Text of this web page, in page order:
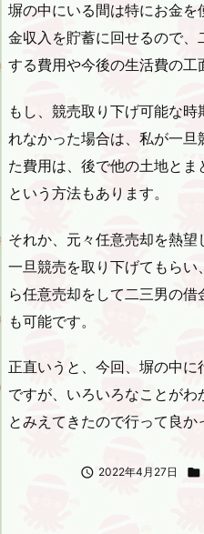
塀の中にいる間は特にお金
金収入を貯蓄に回せるので
する費用や今後の生活費の工
もし、競売取り下げ可能な
れなかった場合は、私が一
た費用は、後で他の土地とま
という方法もあります。
それか、元々任意売却を熱
一旦競売を取り下げてもら
ら任意売却をして二三男の
も可能です。
正直いうと、今回、塀の中
ですが、いろいろなことが
とみえてきたので行って良か
 2022年4月27日 